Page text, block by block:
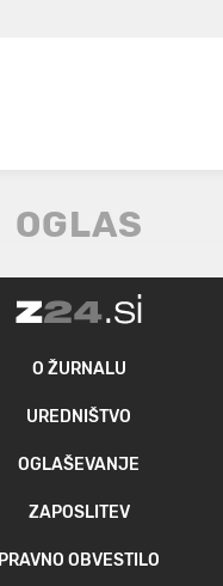
O ŽURNALU
UREDNIŠTVO
OGLAŠEVANJE
ZAPOSLITEV
PRAVNO OBVESTILO